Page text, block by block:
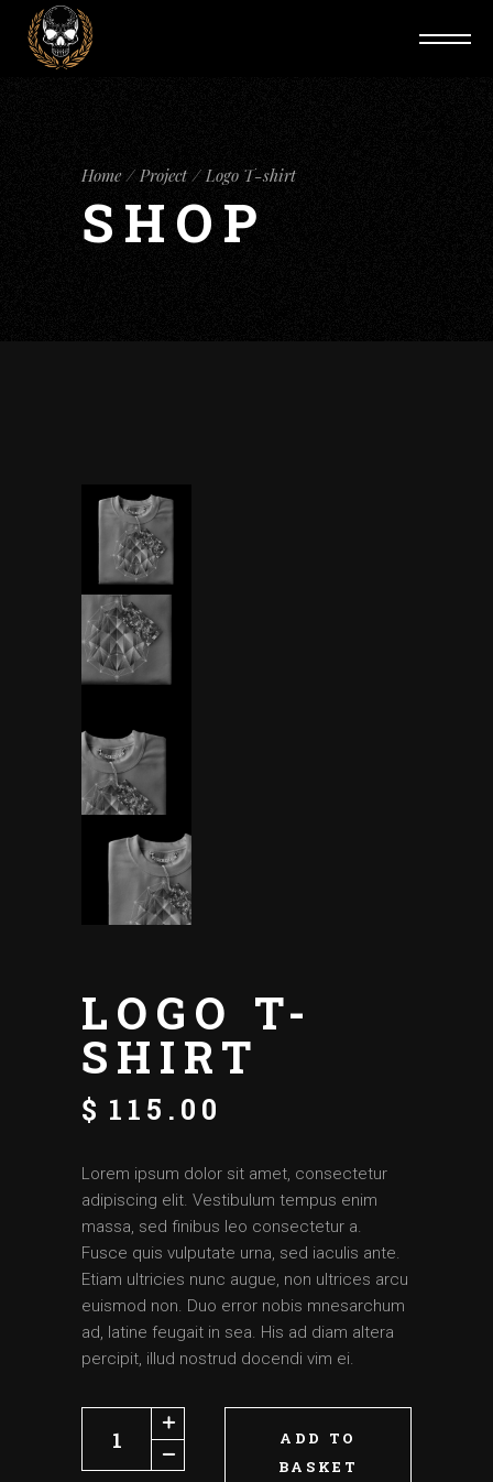
Home Project Logo T-shirt
SHOP
LOGO T-
SHIRT
$ 115.00
Lorem ipsum dolor sit amet, consectetur
adipiscing elit. Vestibulum tempus enim
massa, sed finibus leo consectetur a.
Fusce quis vulputate urna, sed iaculis ante.
Etiam ultricies nunc augue, non ultrices arcu
euismod non. Duo error nobis mnesarchum
ad, latine feugait in sea. His ad diam altera
percipit, illud nostrud docendi vim ei.
ADD TO
BASKET